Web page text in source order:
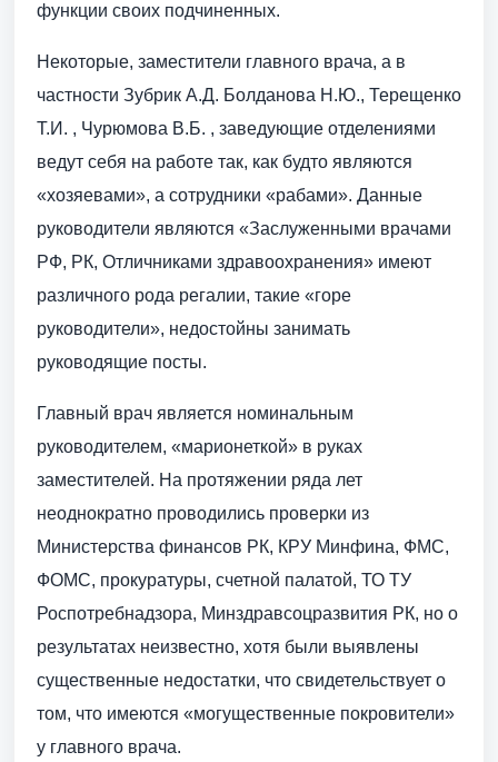
функции своих подчиненных.
Некоторые, заместители главного врача, а в
частности Зубрик А.Д. Болданова Н.Ю., Терещенко
Т.И. , Чурюмова В.Б. , заведующие отделениями
ведут себя на работе так, как будто являются
«хозяевами», а сотрудники «рабами». Данные
руководители являются «Заслуженными врачами
РФ, РК, Отличниками здравоохранения» имеют
различного рода регалии, такие «горе
руководители», недостойны занимать
руководящие посты.
Главный врач является номинальным
руководителем, «марионеткой» в руках
заместителей. На протяжении ряда лет
неоднократно проводились проверки из
Министерства финансов РК, КРУ Минфина, ФМС,
ФОМС, прокуратуры, счетной палатой, ТО ТУ
Роспотребнадзора, Минздравсоцразвития РК, но о
результатах неизвестно, хотя были выявлены
существенные недостатки, что свидетельствует о
том, что имеются «могущественные покровители»
у главного врача.